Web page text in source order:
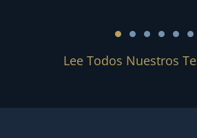
Lee Todos Nuestros